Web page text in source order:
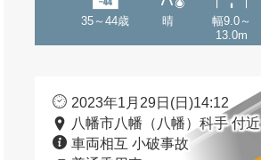
35～44歳 晴
幅9.0～
13.0m
2023年1月29日(日)14:12
八幡市八幡（八幡）科手 付近
車両相互 小破事故